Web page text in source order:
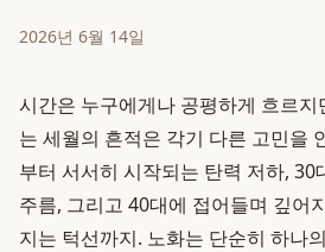
2026년 6월 14일
시간은 누구에게나 공평하게 흐르
는 세월의 흔적은 각기 다른 고민을
부터 서서히 시작되는 탄력 저하, 30
주름, 그리고 40대에 접어들며 깊어
지는 턱선까지. 노화는 단순히 하나